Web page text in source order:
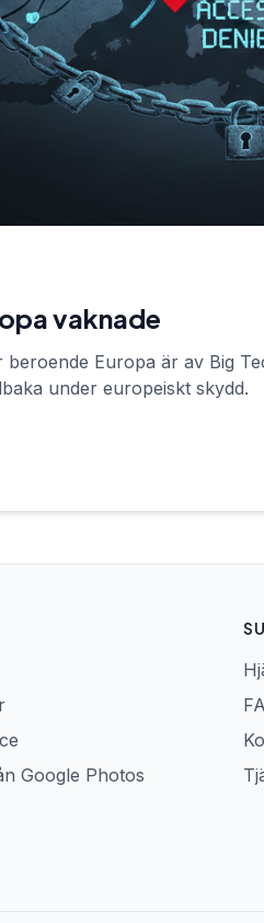
vaknade
beroende Europa är av Big
under europeiskt skydd.
Google Photos